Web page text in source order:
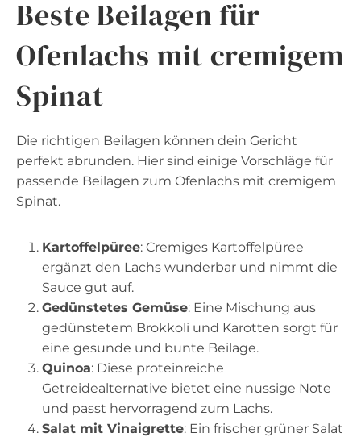
Beste Beilagen für
Ofenlachs mit cremigem
Spinat
Die richtigen Beilagen können dein Gericht
perfekt abrunden. Hier sind einige Vorschläge für
passende Beilagen zum Ofenlachs mit cremigem
Spinat.
Kartoffelpüree: Cremiges Kartoffelpüree
ergänzt den Lachs wunderbar und nimmt die
Sauce gut auf.
Gedünstetes Gemüse: Eine Mischung aus
gedünstetem Brokkoli und Karotten sorgt für
eine gesunde und bunte Beilage.
Quinoa: Diese proteinreiche
Getreidealternative bietet eine nussige Note
und passt hervorragend zum Lachs.
Salat mit Vinaigrette: Ein frischer grüner Salat